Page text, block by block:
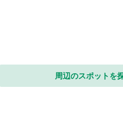
周辺のスポットを